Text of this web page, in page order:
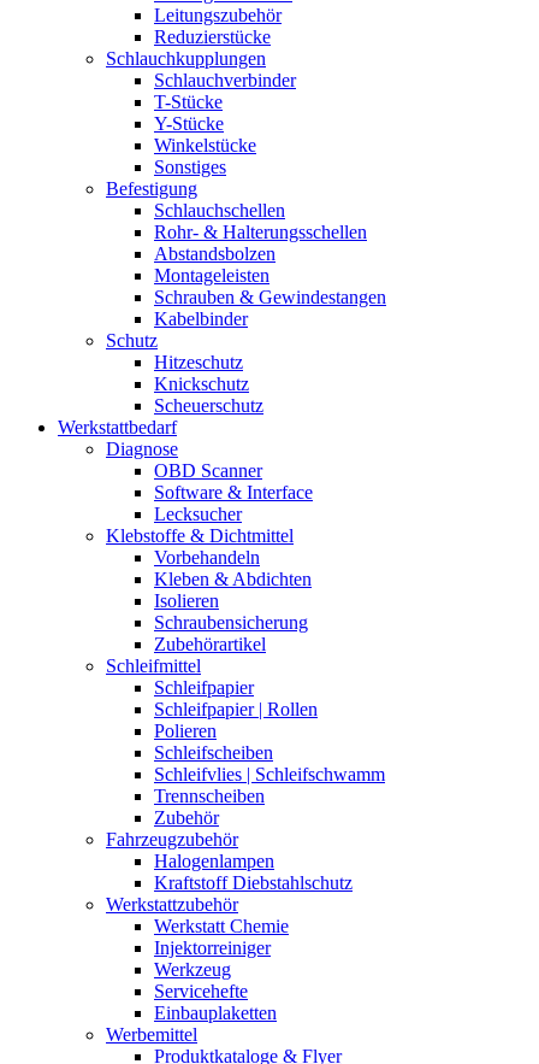
Leitungszubehör
Reduzierstücke
Schlauchkupplungen
Schlauchverbinder
T-Stücke
Y-Stücke
Winkelstücke
Sonstiges
Befestigung
Schlauchschellen
Rohr- & Halterungsschellen
Abstandsbolzen
Montageleisten
Schrauben & Gewindestangen
Kabelbinder
Schutz
Hitzeschutz
Knickschutz
Scheuerschutz
Werkstattbedarf
Diagnose
OBD Scanner
Software & Interface
Lecksucher
Klebstoffe & Dichtmittel
Vorbehandeln
Kleben & Abdichten
Isolieren
Schraubensicherung
Zubehörartikel
Schleifmittel
Schleifpapier
Schleifpapier | Rollen
Polieren
Schleifscheiben
Schleifvlies | Schleifschwamm
Trennscheiben
Zubehör
Fahrzeugzubehör
Halogenlampen
Kraftstoff Diebstahlschutz
Werkstattzubehör
Werkstatt Chemie
Injektorreiniger
Werkzeug
Servicehefte
Einbauplaketten
Werbemittel
Produktkataloge & Flyer